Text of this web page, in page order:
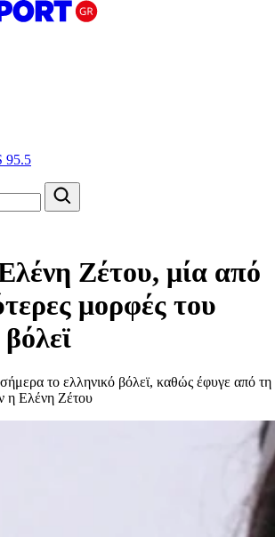
95.5
Ζέτου, μία από
μορφές του
το ελληνικό βόλεϊ, καθώς έφυγε από τη
η Ελένη Ζέτου